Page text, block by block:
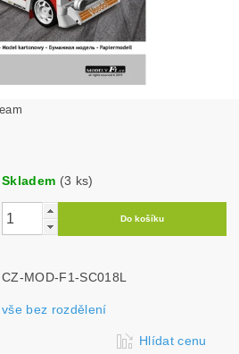
Skladem (3 ks)
CZ-MOD-F1-SC018L
vše bez rozdělení
Hlídat cenu